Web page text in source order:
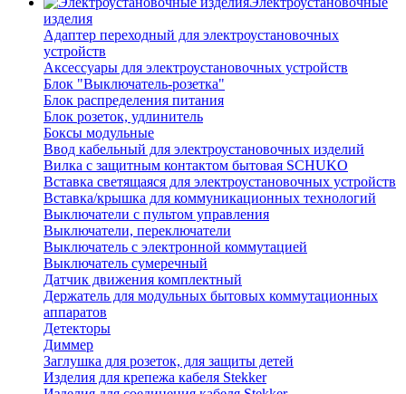
изделия
Адаптер переходный для электроустановочных
устройств
Аксессуары для электроустановочных устройств
Блок "Выключатель-розетка"
Блок распределения питания
Блок розеток, удлинитель
Боксы модульные
Ввод кабельный для электроустановочных изделий
Вилка с защитным контактом бытовая SCHUKO
Вставка светящаяся для электроустановочных устройств
Вставка/крышка для коммуникационных технологий
Выключатели с пультом управления
Выключатели, переключатели
Выключатель с электронной коммутацией
Выключатель сумеречный
Датчик движения комплектный
Держатель для модульных бытовых коммутационных
аппаратов
Детекторы
Диммер
Заглушка для розеток, для защиты детей
Изделия для крепежа кабеля Stekker